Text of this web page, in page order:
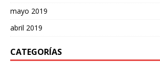
mayo 2019
abril 2019
CATEGORÍAS